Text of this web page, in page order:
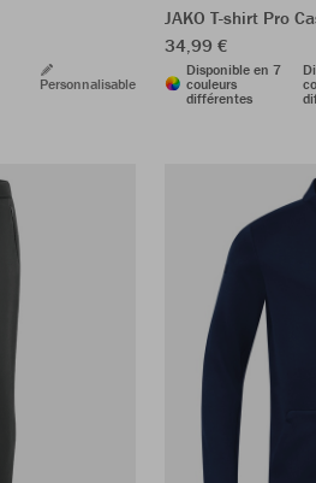
Personnalisable
JAKO T-shirt Pro
34,99 €
Disponible en 7
couleurs
différentes